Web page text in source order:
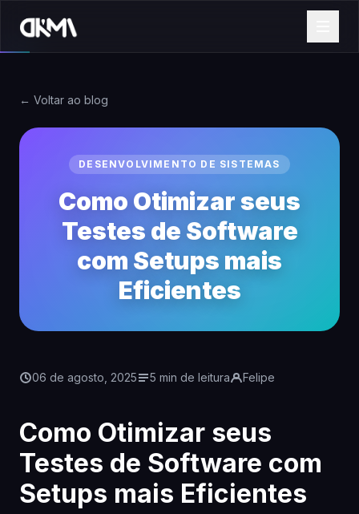
← Voltar ao blog
DESENVOLVIMENTO DE SISTEMAS
Como Otimizar seus
Testes de Software
com Setups mais
Eficientes
06 de agosto, 2025 5 min de leitura Felipe
Como Otimizar seus
Testes de Software com
Setups mais Eficientes